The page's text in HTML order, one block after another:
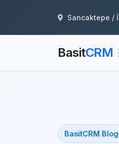
Sancaktepe /
BasitCRM
BasitCRM Blog